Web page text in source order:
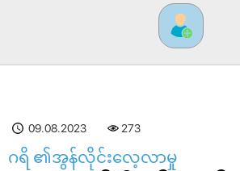
09.08.2023 273
ဂရိ ၏အွန်လိုင်းလေ့လာမှု